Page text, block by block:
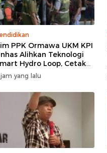
PPK Ormawa UKM KPI
Alihkan Teknologi
Hydro Loop, Cetak
Desa untuk Perkuat
Cerdas di Bone
yang lalu